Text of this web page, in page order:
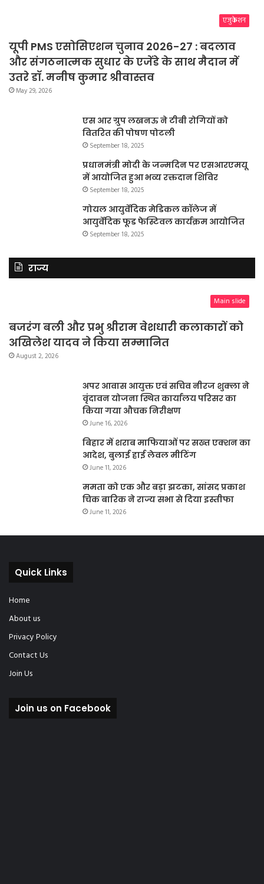
एजुकेशन
यूपी PMS एसोसिएशन चुनाव 2026-27 : बदलाव
और संगठनात्मक सुधार के एजेंडे के साथ मैदान में
उतरे डॉ. मनीष कुमार श्रीवास्तव
May 29, 2026
एस आर ग्रुप लखनऊ ने टीबी रोगियों को
वितरित की पोषण पोटली
September 18, 2025
प्रधानमंत्री मोदी के जन्मदिन पर एसआरएमयू
में आयोजित हुआ भव्य रक्तदान शिविर
September 18, 2025
गोयल आयुर्वेदिक मेडिकल कॉलेज में
आयुर्वेदिक फूड फेस्टिवल कार्यक्रम आयोजित
September 18, 2025
राज्य
Main slide
बजरंग बली और प्रभु श्रीराम वेशधारी कलाकारों को
अखिलेश यादव ने किया सम्मानित
August 2, 2026
अपर आवास आयुक्त एवं सचिव नीरज शुक्ला ने
वृंदावन योजना स्थित कार्यालय परिसर का
किया गया औचक निरीक्षण
June 16, 2026
बिहार में शराब माफियाओं पर सख्त एक्शन का
आदेश, बुलाई हाई लेवल मीटिंग
June 11, 2026
ममता को एक और बड़ा झटका, सांसद प्रकाश
चिक बारिक ने राज्य सभा से दिया इस्तीफा
June 11, 2026
Quick Links
Home
About us
Privacy Policy
Contact Us
Join Us
Join us on Facebook